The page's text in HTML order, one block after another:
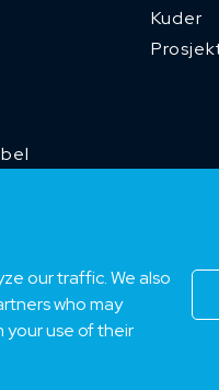
our traffic. We also
who may
use of their
Kuder